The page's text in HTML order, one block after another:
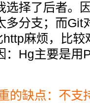
选择了后者。
多分支；而
麻烦，比
：Hg主要是用
的缺点：不支